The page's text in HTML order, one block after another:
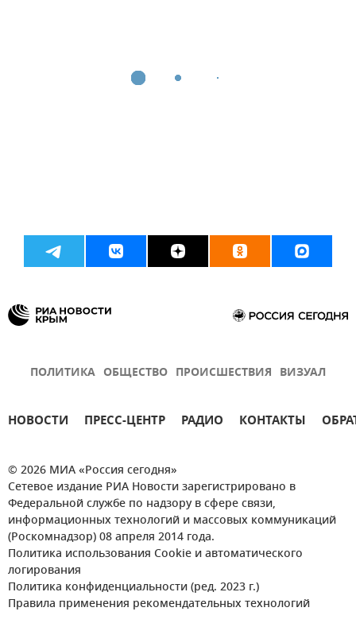
ПОЛИТИКА ОБЩЕСТВО ПРОИСШЕСТВИЯ ВИЗУАЛ
НОВОСТИ ПРЕСС-ЦЕНТР РАДИО КОНТАКТЫ
© 2026 МИА «Россия сегодня»
Сетевое издание РИА Новости зарегистрировано в
Федеральной службе по надзору в сфере связи,
информационных технологий и массовых коммуникаций
(Роскомнадзор) 08 апреля 2014 года.
Политика использования Cookie и автоматического
логирования
Политика конфиденциальности (ред. 2023 г.)
Правила применения рекомендательных технологий